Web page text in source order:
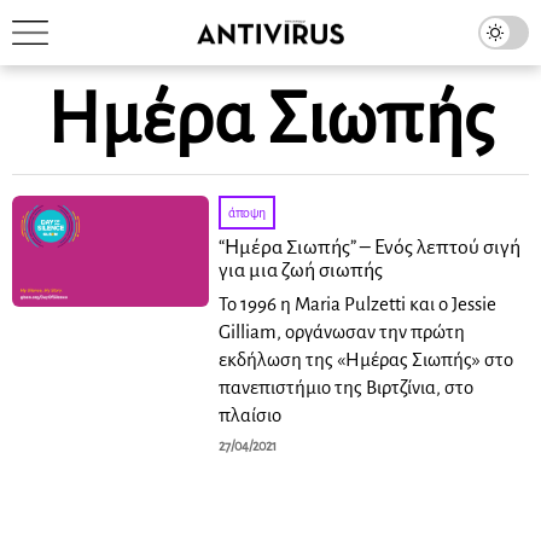
Ημέρα Σιωπής
άποψη
“Ημέρα Σιωπής” – Ενός λεπτού σιγή
για μια ζωή σιωπής
Το 1996 η Maria Pulzetti και ο Jessie
Gilliam, οργάνωσαν την πρώτη
εκδήλωση της «Ημέρας Σιωπής» στο
πανεπιστήμιο της Βιρτζίνια, στο
πλαίσιο
27/04/2021